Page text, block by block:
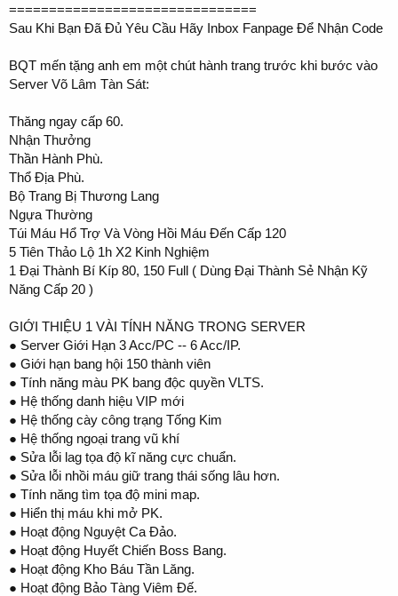
===============================
Sau Khi Bạn Đã Đủ Yêu Cầu Hãy Inbox Fanpage Để Nhận Code
BQT mến tặng anh em một chút hành trang trước khi bước vào
Server Võ Lâm Tàn Sát:
Thăng ngay cấp 60.
Nhận Thưởng
Thần Hành Phù.
Thổ Địa Phù.
Bộ Trang Bị Thương Lang
Ngựa Thường
Túi Máu Hổ Trợ Và Vòng Hồi Máu Đến Cấp 120
5 Tiên Thảo Lộ 1h X2 Kinh Nghiệm
1 Đại Thành Bí Kíp 80, 150 Full ( Dùng Đại Thành Sẻ Nhận Kỹ
Năng Cấp 20 )
GIỚI THIỆU 1 VÀI TÍNH NĂNG TRONG SERVER
● Server Giới Hạn 3 Acc/PC -- 6 Acc/IP.
● Giới hạn bang hội 150 thành viên
● Tính năng màu PK bang độc quyền VLTS.
● Hệ thống danh hiệu VIP mới
● Hệ thống cày công trạng Tống Kim
● Hệ thống ngoại trang vũ khí
● Sửa lỗi lag tọa độ kĩ năng cực chuẩn.
● Sửa lỗi nhồi máu giữ trang thái sống lâu hơn.
● Tính năng tìm tọa độ mini map.
● Hiển thị máu khi mở PK.
● Hoạt động Nguyệt Ca Đảo.
● Hoạt động Huyết Chiến Boss Bang.
● Hoạt động Kho Báu Tần Lăng.
● Hoạt động Bảo Tàng Viêm Đế.